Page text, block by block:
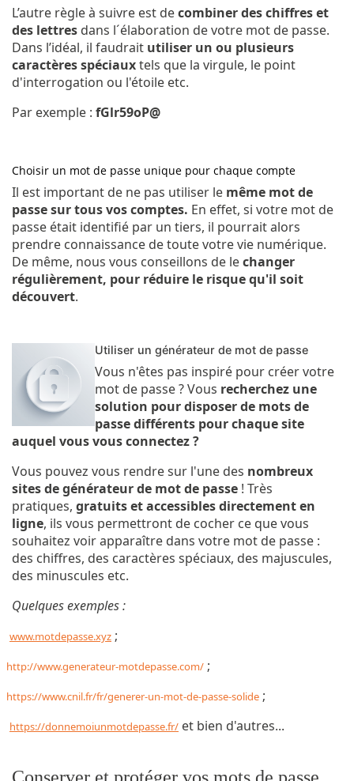
L’autre règle à suivre est decombiner des chiffres et
des lettres dans l´élaboration de votre mot de passe.
Dans l’idéal, il faudrait utiliser un ou plusieurs
caractères spéciauxtels que la virgule, le point
d'interrogation ou l'étoile etc.
Par exemple : fGlr59oP@
Choisir un mot de passe unique pour chaque compte
Il est important de ne pas utiliser le même mot de
passe sur tous vos comptes. En effet, si votre mot de
passe était identifié par un tiers, il pourrait alors
prendre connaissance de toute votre vie numérique.
De même, nous vous conseillons de lechanger
régulièrement, pour réduire le risque qu'il soit
découvert.
Utiliser un générateur de mot de passe
Vous n'êtes pas inspiré pour créer votre
mot de passe ? Vous recherchez une
solution pour disposer de mots de
passe différents pour chaque site
auquel vous vous connectez ?
Vous pouvez vous rendre sur l'une des nombreux
sites de générateur de mot de passe ! Très
pratiques, gratuits et accessibles directement en
ligne, ils vous permettront de cocher ce que vous
souhaitez voir apparaître dans votre mot de passe :
des chiffres, des caractères spéciaux, des majuscules,
des minuscules etc.
Quelques exemples :
www.motdepasse.xyz ;
http://www.generateur-motdepasse.com/ ;
https://www.cnil.fr/fr/generer-un-mot-de-passe-solide ;
https://donnemoiunmotdepasse.fr/ et bien d'autres...